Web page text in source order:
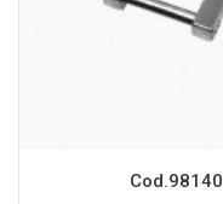
Cod.98140